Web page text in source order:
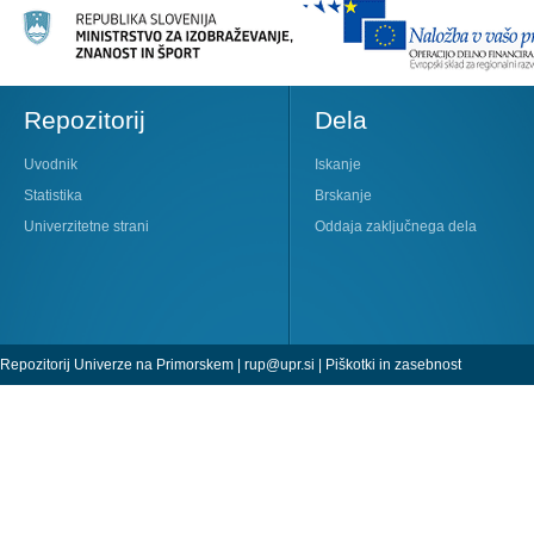
Repozitorij
Uvodnik
Statistika
Univerzitetne strani
Dela
Iskanje
Brskanje
Oddaja zaključnega dela
Repozitorij Univerze na Primorskem | rup@upr.si | Piškotki in zasebnost